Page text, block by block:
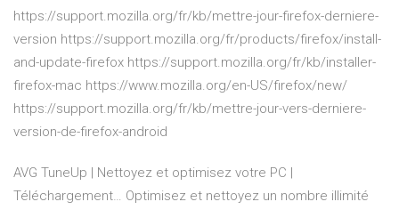
https://support.mozilla.org/fr/kb/mettre-jour-firefox-derniere-
version https://support.mozilla.org/fr/products/firefox/install-
and-update-firefox https://support.mozilla.org/fr/kb/installer-
firefox-mac https://www.mozilla.org/en-US/firefox/new/
https://support.mozilla.org/fr/kb/mettre-jour-vers-derniere-
version-de-firefox-android
AVG TuneUp | Nettoyez et optimisez votre PC |
Téléchargement… Optimisez et nettoyez un nombre illimité